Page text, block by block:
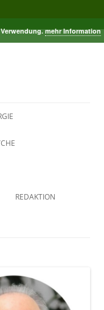
REDAKTION
Verwendung.mehr Information